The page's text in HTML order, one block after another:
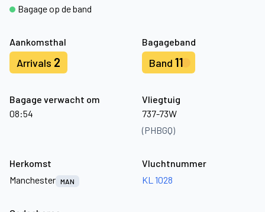
Aankomsthal
Arrivals 2
Bagageband
Band 11
Bagage verwacht om
08:54
Vliegtuig
737-73W
(PHBGQ)
Bagage op de band
Herkomst
Manchester MAN
Vluchtnummer
KL 1028